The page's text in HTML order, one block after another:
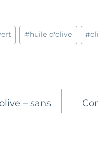
#huile d'olive #
– sans